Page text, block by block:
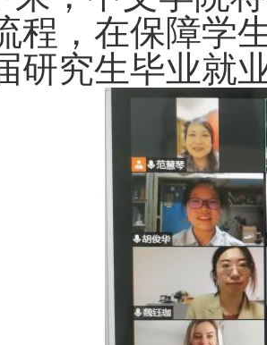
程，在保障学
研究生毕业就